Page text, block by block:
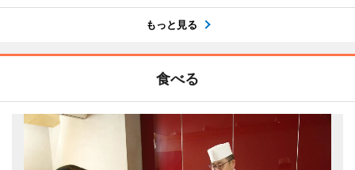
もっと見る
食べる